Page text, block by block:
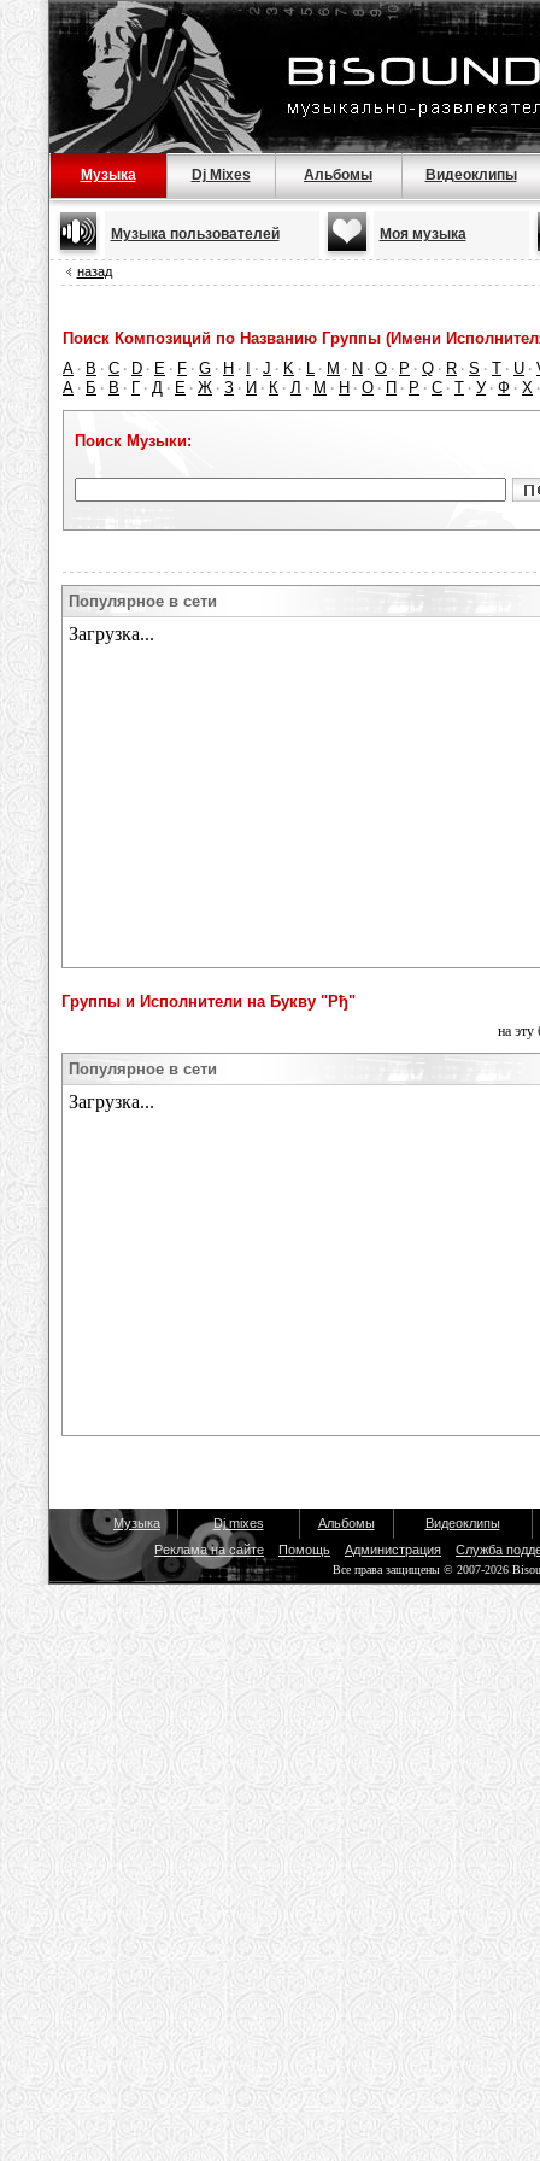
Музыка Dj Mixes Альбомы Видеоклипы
Музыка пользователей Моя музыка
назад
Поиск Композиций по Названию Группы (Имени
A · B · C · D · E · F · G · H · · J · K · L · M · N · O · P · Q · R · S · T · U ·
А · Б · В · Г · Д · Е · Ж · З · И · К · Л · М · Н · О · П · Р · С · Т · У · Ф · Х
Поиск Музыки:
Популярное в сети
Группы и Исполнители на Букву "Рђ"
на эту
Популярное в сети
Музыка Dj mixes Альбомы
Видеоклипы
Реклама на сайте
Помощь Администрация Служба
Все права защищены © 2007-2026